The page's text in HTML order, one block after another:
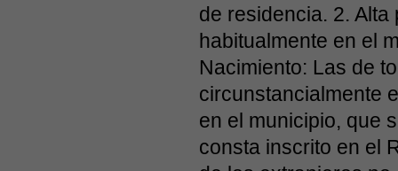
de residencia. 2.
habitualmente en el
Nacimiento: Las de
circunstancialmente
en el municipio, que
consta inscrito en el